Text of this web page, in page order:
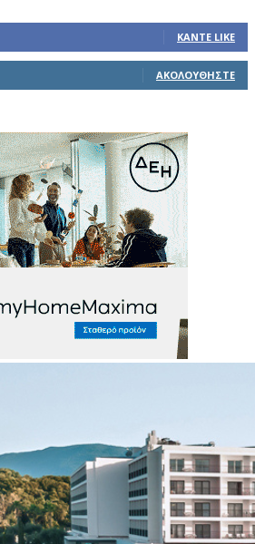
ΚΆΝΤΕ LIKE
ΑΚΟΛΟΥΘΉΣΤΕ